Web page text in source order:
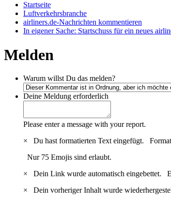
Startseite
Luftverkehrsbranche
airliners.de-Nachrichten kommentieren
In eigener Sache: Startschuss für ein neues
Melden
Warum willst Du das melden?
Deine Meldung erforderlich
Please enter a message with your report.
×
Du hast formatierten Text eingefügt.
Nur 75 Emojis sind erlaubt.
×
Dein Link wurde automatisch eingebettet.
×
Dein vorheriger Inhalt wurde